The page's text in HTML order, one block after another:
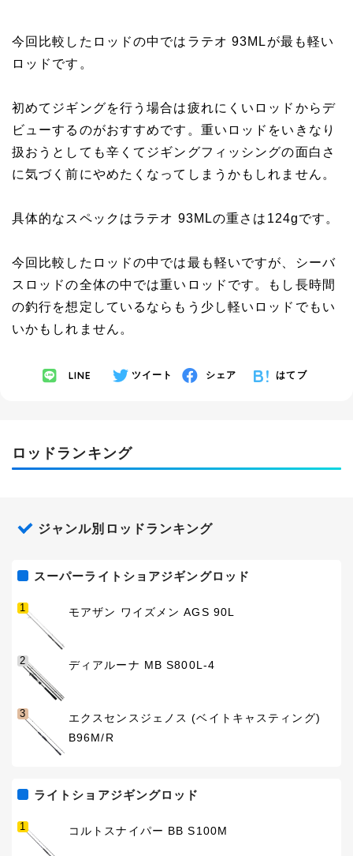
今回比較したロッドの中ではラテオ 93MLが最も軽い
ロッドです。
初めてジギングを行う場合は疲れにくいロッドからデ
ビューするのがおすすめです。重いロッドをいきなり
扱おうとしても辛くてジギングフィッシングの面白さ
に気づく前にやめたくなってしまうかもしれません。
具体的なスペックはラテオ 93MLの重さは124gです。
今回比較したロッドの中では最も軽いですが、シーバ
スロッドの全体の中では重いロッドです。もし長時間
の釣行を想定しているならもう少し軽いロッドでもい
いかもしれません。
LINE ツイート シェア はてブ
ロッドランキング
ジャンル別ロッドランキング
スーパーライトショアジギングロッド
1 モアザン ワイズメン AGS 90L
2 ディアルーナ MB S800L-4
3
エクスセンスジェノス (ベイトキャスティング)
B96M/R
ライトショアジギングロッド
1 コルトスナイパー BB S100M